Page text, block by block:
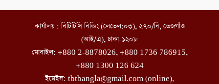
কার্যালয় : বিটিটিসি বিল্ডিং (লেভেল:০৩), ২৭০/বি, তেজগাঁও
(আই/এ), ঢাকা-১২০৮
মোবাইল: +880 2-8878026, +880 1736 786915,
+880 1300 126 624
ইমেইল: tbtbangla@gmail.com (online),